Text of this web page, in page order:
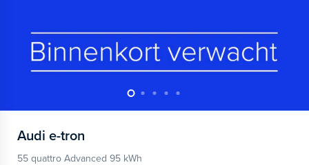
Audi e-tron
55 quattro Advanced 95 kWh